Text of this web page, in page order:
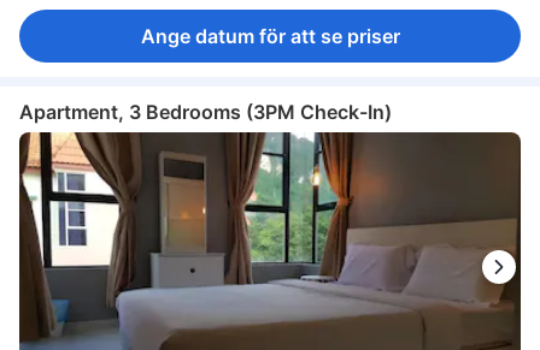
Ange datum för att se priser
Apartment, 3 Bedrooms (3PM Check-In)